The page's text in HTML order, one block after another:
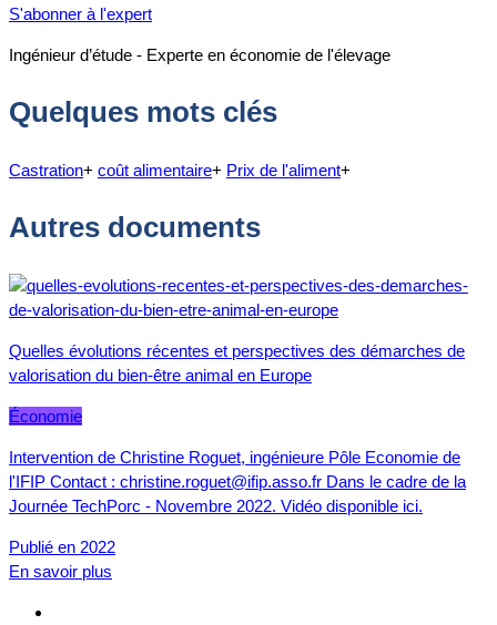
S'abonner à l'expert
Ingénieur d’étude - Experte en économie de l'élevage
Quelques mots clés
Castration+ coût alimentaire+ Prix de l'aliment+
Autres documents
Quelles évolutions récentes et perspectives des démarches de
valorisation du bien-être animal en Europe
Économie
Intervention de Christine Roguet, ingénieure Pôle Economie de
l'IFIP Contact : christine.roguet@ifip.asso.fr Dans le cadre de la
Journée TechPorc - Novembre 2022. Vidéo disponible ici.
Publié en 2022
En savoir plus